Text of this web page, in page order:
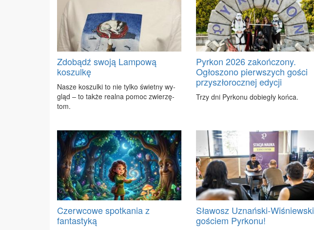
Zdobądź swoją Lampową
koszulkę
Na­sze ko­szul­ki to nie tyl­ko świet­ny wy­
gląd – to tak­że re­al­na po­moc zwie­rzę­
tom.
Pyrkon 2026 zakończony.
Ogłoszono pierwszych gości
przyszłorocznej edycji
Trzy dni Pyr­ko­nu do­bie­gły koń­ca.
Czerwcowe spotkania z
fantastyką
Sławosz Uznański-Wiśniewski
gościem Pyrkonu!